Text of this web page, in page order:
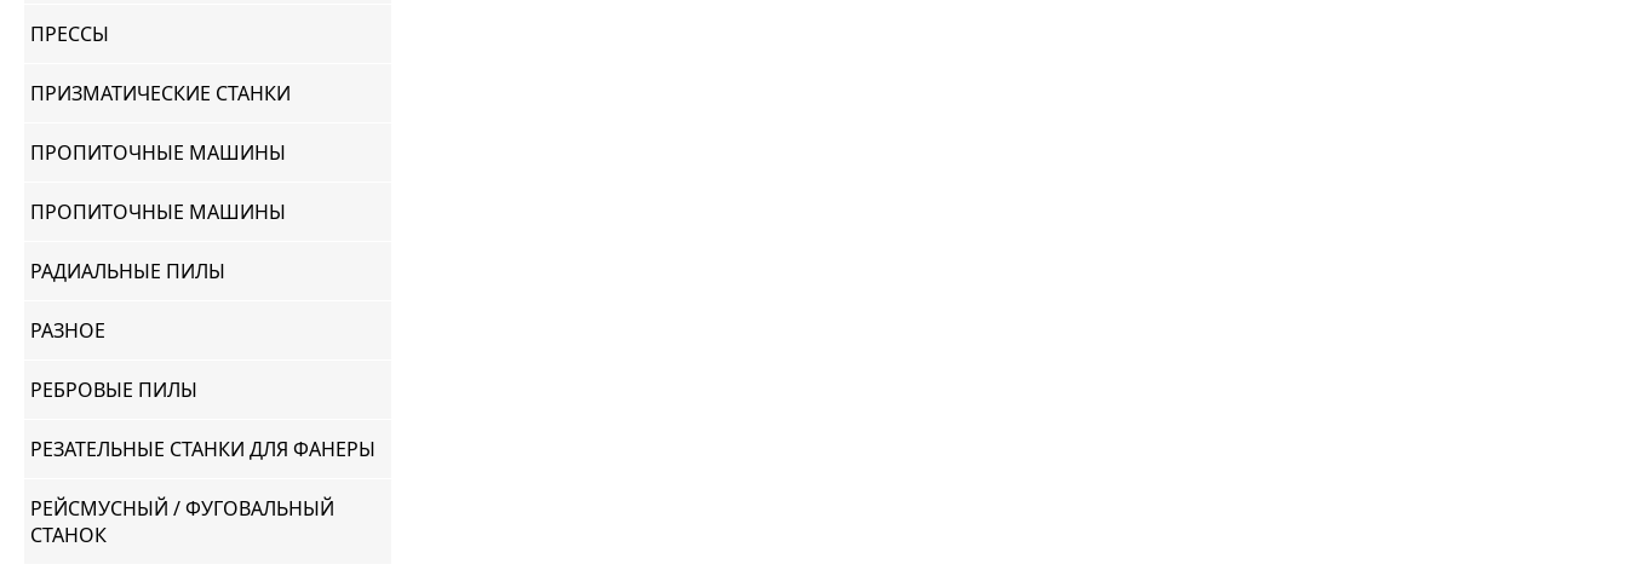
ПРЕССЫ
ПРИЗМАТИЧЕСКИЕ СТАНКИ
ПРОПИТОЧНЫЕ МАШИНЫ
ПРОПИТОЧНЫЕ МАШИНЫ
РАДИАЛЬНЫЕ ПИЛЫ
РАЗНОЕ
РЕБРОВЫЕ ПИЛЫ
РЕЗАТЕЛЬНЫЕ СТАНКИ ДЛЯ ФАНЕРЫ
РЕЙСМУСНЫЙ / ФУГОВАЛЬНЫЙ
СТАНОК